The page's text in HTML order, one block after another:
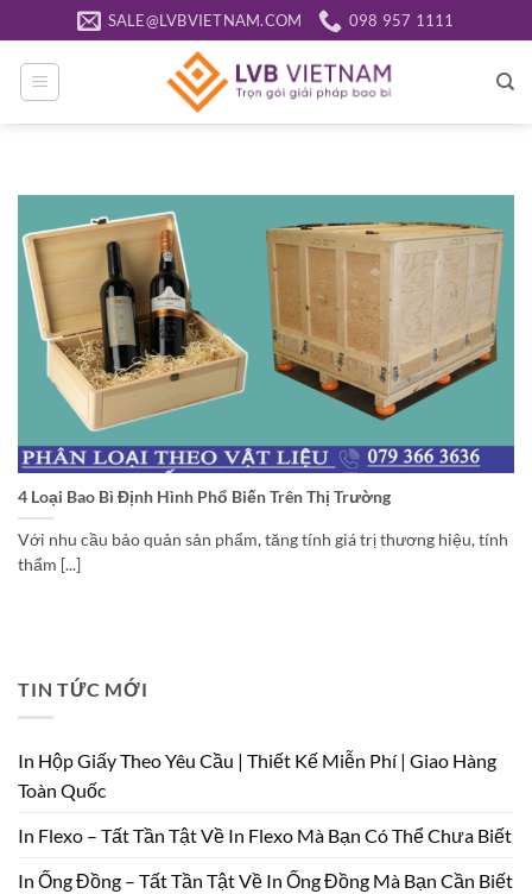
qua
nội
dung
SALE@LVBVIETNAM.COM 098 957 1111
4 Loại Bao Bì Định Hình Phổ Biến Trên Thị Trường
Với nhu cầu bảo quản sản phẩm, tăng tính giá trị thương hiệu, tính
thẩm [...]
TIN TỨC MỚI
In Hộp Giấy Theo Yêu Cầu | Thiết Kế Miễn Phí | Giao Hàng
Toàn Quốc
In Flexo – Tất Tần Tật Về In Flexo Mà Bạn Có Thể Chưa Biết
In Ống Đồng – Tất Tần Tật Về In Ống Đồng Mà Bạn Cần Biết